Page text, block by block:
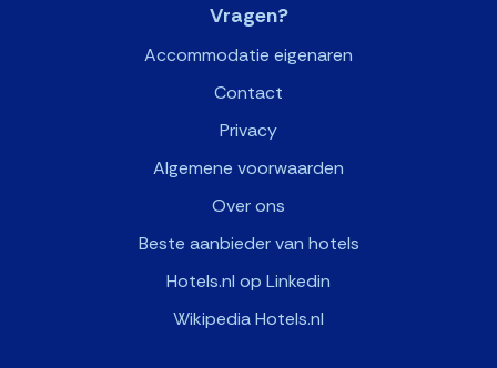
Vragen?
Accommodatie eigenaren
Contact
Privacy
Algemene voorwaarden
Over ons
Beste aanbieder van hotels
Hotels.nl op Linkedin
Wikipedia Hotels.nl